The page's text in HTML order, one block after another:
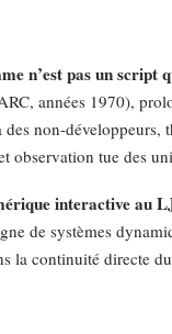
n’est pas un script
années 1970),
non-développeurs,
tue des
interactive au
de systèmes
la continuité directe